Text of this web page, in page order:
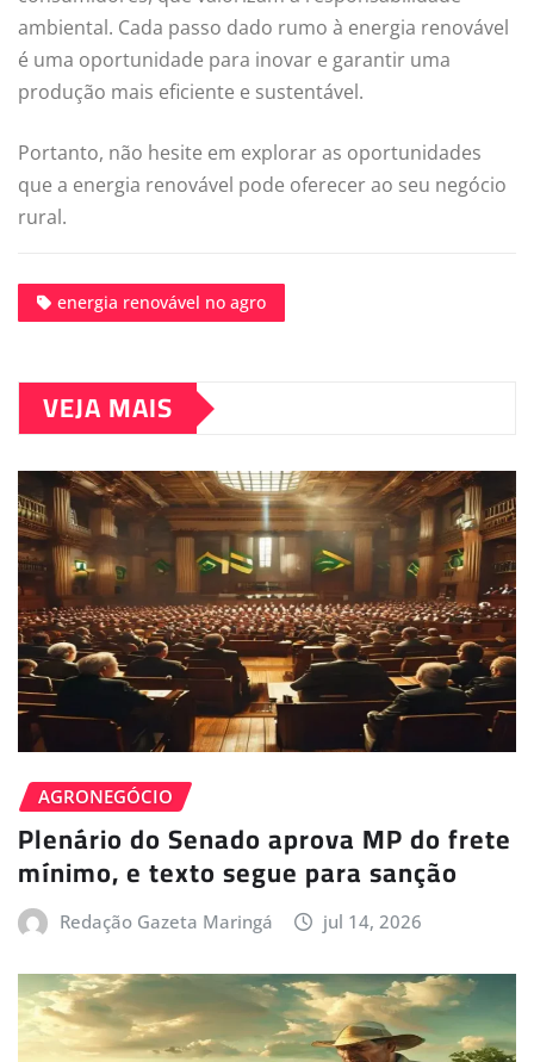
ambiental. Cada passo dado rumo à energia renovável
é uma oportunidade para inovar e garantir uma
produção mais eficiente e sustentável.
Portanto, não hesite em explorar as oportunidades
que a energia renovável pode oferecer ao seu negócio
rural.
energia renovável no agro
VEJA MAIS
AGRONEGÓCIO
Plenário do Senado aprova MP do frete
mínimo, e texto segue para sanção
Redação Gazeta Maringá jul 14, 2026